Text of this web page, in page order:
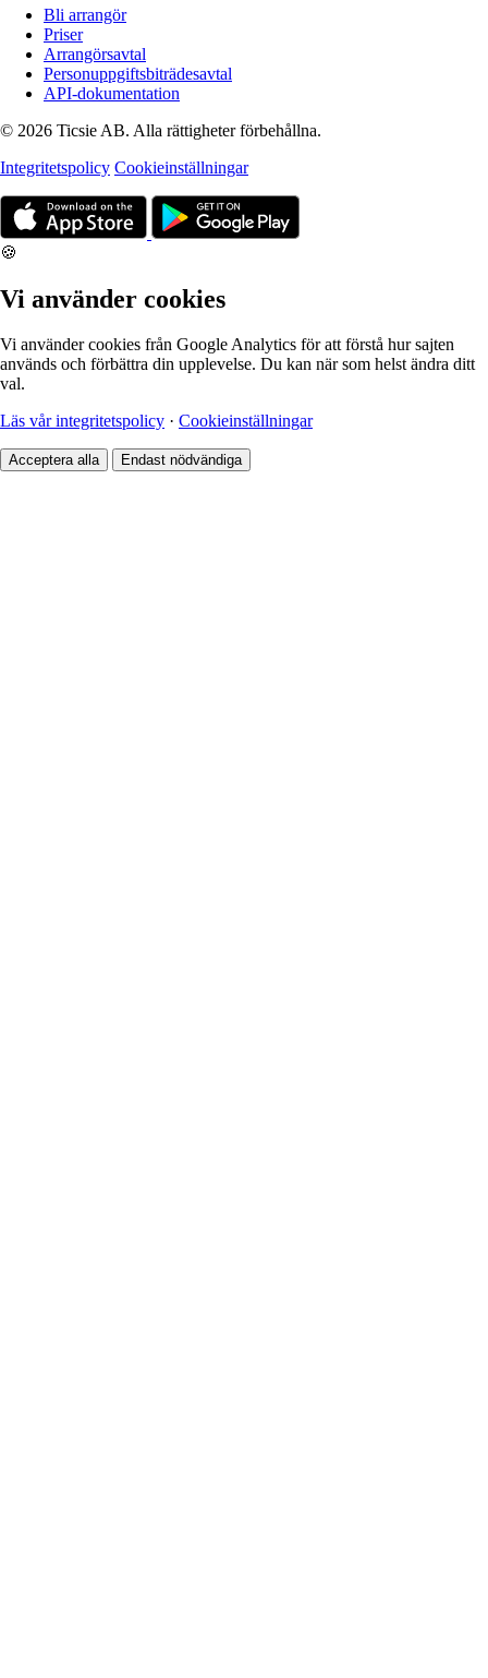
Bli arrangör
Priser
Arrangörsavtal
Personuppgiftsbiträdesavtal
API-dokumentation
© 2026 Ticsie AB. Alla rättigheter förbehållna.
Integritetspolicy Cookieinställningar
🍪
Vi använder cookies
Vi använder cookies från Google Analytics för att förstå hur sajten
används och förbättra din upplevelse. Du kan när som helst ändra ditt
val.
Läs vår integritetspolicy · Cookieinställningar
Acceptera alla Endast nödvändiga